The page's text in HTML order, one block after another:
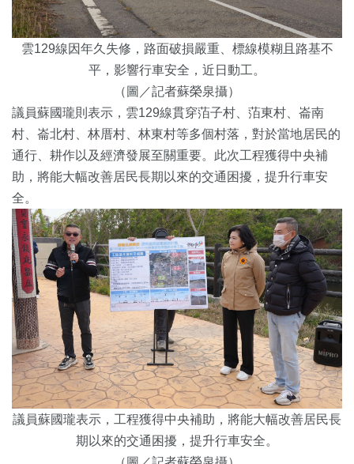
雲129線因年久失修，路面破損嚴重、標線模糊且路基不
平，影響行車安全，近日動工。
（圖／記者蘇榮泉攝）
議員蘇國瓏則表示，雲129線貫穿萡子村、萡東村、崙南
村、崙北村、林厝村、林東村等多個村落，對於當地居民的
通行、耕作以及經濟發展至關重要。此次工程獲得中央補
助，將能大幅改善居民長期以來的交通困擾，提升行車安
全。
議員蘇國瓏表示，工程獲得中央補助，將能大幅改善居民長
期以來的交通困擾，提升行車安全。